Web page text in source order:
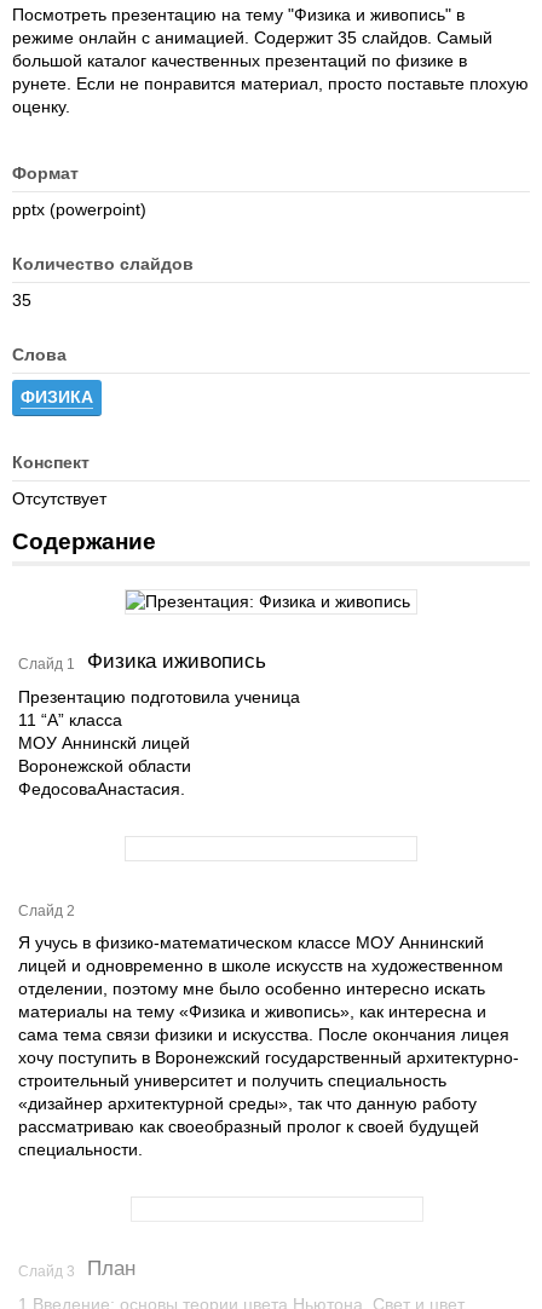
Посмотреть презентацию на тему "Физика и живопись" в
режиме онлайн с анимацией. Содержит 35 слайдов. Самый
большой каталог качественных презентаций по физике в
рунете. Если не понравится материал, просто поставьте плохую
оценку.
Формат
pptx (powerpoint)
Количество слайдов
35
Слова
ФИЗИКА
Конспект
Отсутствует
Содержание
Слайд 1 Физика иживопись
Презентацию подготовила ученица
11 “А” класса
МОУ Аннинскй лицей
Воронежской области
ФедосоваАнастасия.
Слайд 2
Я учусь в физико-математическом классе МОУ Аннинский
лицей и одновременно в школе искусств на художественном
отделении, поэтому мне было особенно интересно искать
материалы на тему «Физика и живопись», как интересна и
сама тема связи физики и искусства. После окончания лицея
хочу поступить в Воронежский государственный архитектурно-
строительный университет и получить специальность
«дизайнер архитектурной среды», так что данную работу
рассматриваю как своеобразный пролог к своей будущей
специальности.
Слайд 3 План
1.Введение: основы теории цвета Ньютона. Свет и цвет.